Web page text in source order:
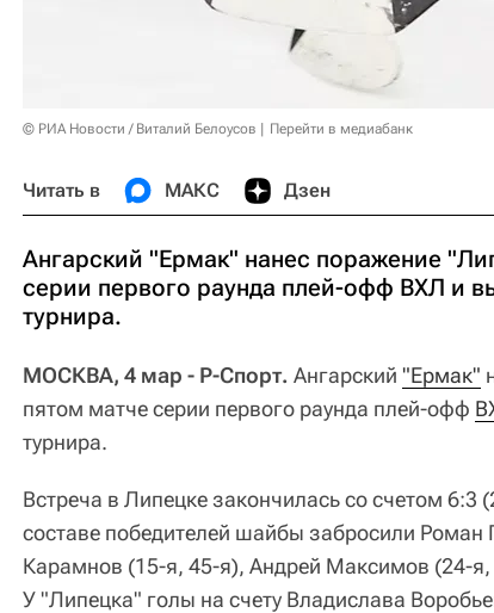
© РИА Новости / Виталий Белоусов Перейти в медиабанк
Читать в МАКС Дзен
Ангарский "Ермак" нанес поражение
серии первого раунда плей-офф ВХЛ и
турнира.
МОСКВА, 4 мар - Р-Спорт. Ангарский "Ермак"
пятом матче серии первого раунда плей-офф
турнира.
Встреча в Липецке закончилась со счетом 6:3
составе победителей шайбы забросили Роман
Карамнов (15-я, 45-я), Андрей Максимов (24-я,
У "Липецка" голы на счету Владислава